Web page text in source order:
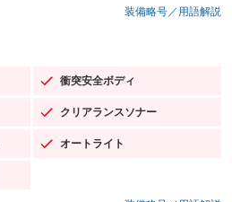
装備略号／用語解説
衝突安全ボディ
：装備あり
クリアランスソナー
：装備あり
オートライト
：装備あり